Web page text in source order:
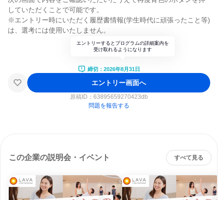
していただくことで可能です。
※エントリー時にいただく履歴書情報(学生時代に頑張ったこと等)
は、選考には使用いたしません。
エントリーするとプログラムの詳細案内を
受け取れるようになります
締切：2026年8月31日
エントリー画面へ
原稿ID： 63895659270423db
問題を報告する
この企業の説明会・イベント すべて見る